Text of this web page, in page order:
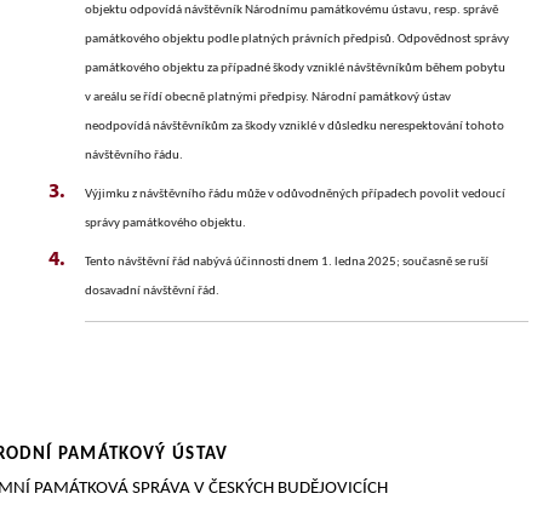
objektu odpovídá návštěvník Národnímu památkovému ústavu, resp. správě
památkového objektu podle platných právních předpisů. Odpovědnost správy
památkového objektu za případné škody vzniklé návštěvníkům během pobytu
v areálu se řídí obecně platnými předpisy. Národní památkový ústav
neodpovídá návštěvníkům za škody vzniklé v důsledku nerespektování tohoto
návštěvního řádu.
Výjimku z návštěvního řádu může v odůvodněných případech povolit vedoucí
správy památkového objektu.
Tento návštěvní řád nabývá účinnosti dnem 1. ledna 2025; současně se ruší
dosavadní návštěvní řád.
PAMÁTKOVÝ ÚSTAV
PAMÁTKOVÁ SPRÁVA V ČESKÝCH BUDĚJOVICÍCH